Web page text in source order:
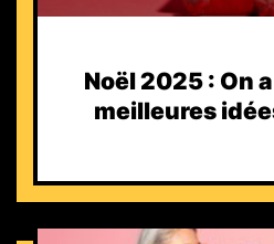
Noël 2025 : On
meilleures